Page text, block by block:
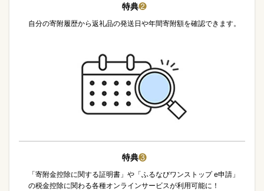
特典❷
自分の寄附履歴から返礼品の発送日や年間寄附額を確認できます。
特典❸
「寄附金控除に関する証明書」や「ふるなびワンストップ e申請」
の税金控除に関わる各種オンラインサービスが利用可能に！